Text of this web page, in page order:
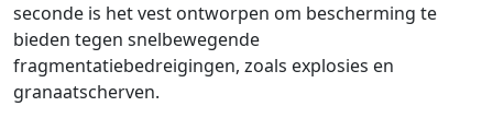
seconde is het vest ontworpen om bescherming te
bieden tegen snelbewegende
fragmentatiebedreigingen, zoals explosies en
granaatscherven.